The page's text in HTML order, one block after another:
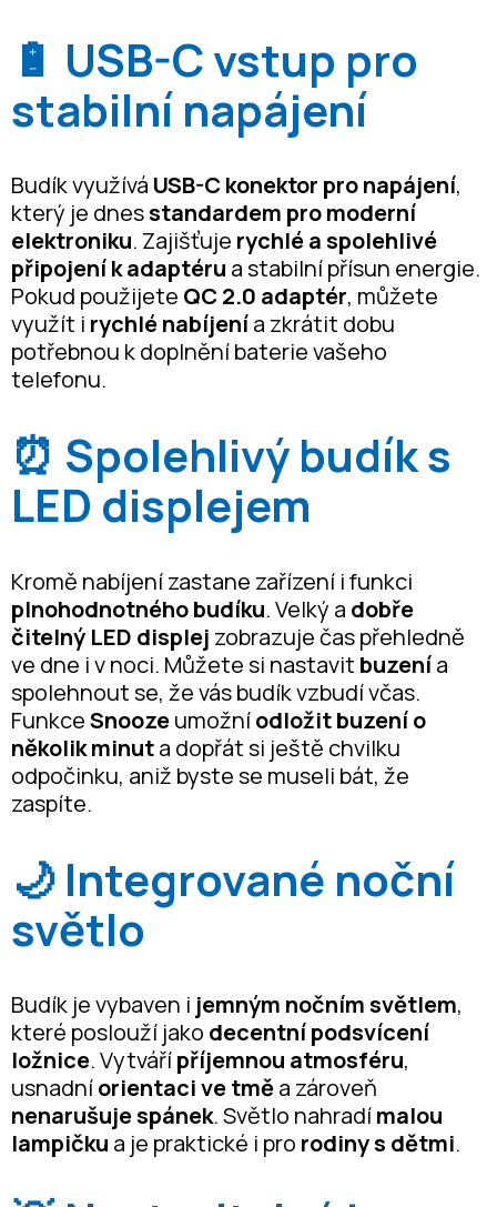
🔋 USB-C vstup pro
stabilní napájení
Budík využívá USB-C konektor pro napájení,
který je dnesstandardem pro moderní
elektroniku. Zajišťuje rychlé a spolehlivé
připojení k adaptéru a stabilní přísun energie.
Pokud použijete QC 2.0 adaptér, můžete
využít i rychlé nabíjenía zkrátit dobu
potřebnou k doplnění baterie vašeho
telefonu.
⏰ Spolehlivý budík s
LED displejem
Kromě nabíjení zastane zařízení i funkci
plnohodnotného budíku. Velký a dobře
čitelný LED displej zobrazuje čas přehledně
ve dne i v noci. Můžete si nastavit buzenía
spolehnout se, že vás budík vzbudí včas.
FunkceSnoozeumožníodložit buzení o
několik minuta dopřát si ještě chvilku
odpočinku, aniž byste se museli bát, že
zaspíte.
🌙 Integrované noční
světlo
Budík je vybaven i jemným nočním světlem,
které poslouží jako decentní podsvícení
ložnice. Vytvářípříjemnou atmosféru,
usnadníorientaci ve tměa zároveň
nenarušuje spánek. Světlo nahradímalou
lampičku a je praktické i pro rodiny s dětmi.